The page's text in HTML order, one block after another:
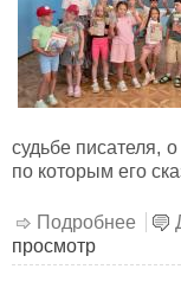
судьбе писателя,
по которым его
Подробнее о В
просмотр